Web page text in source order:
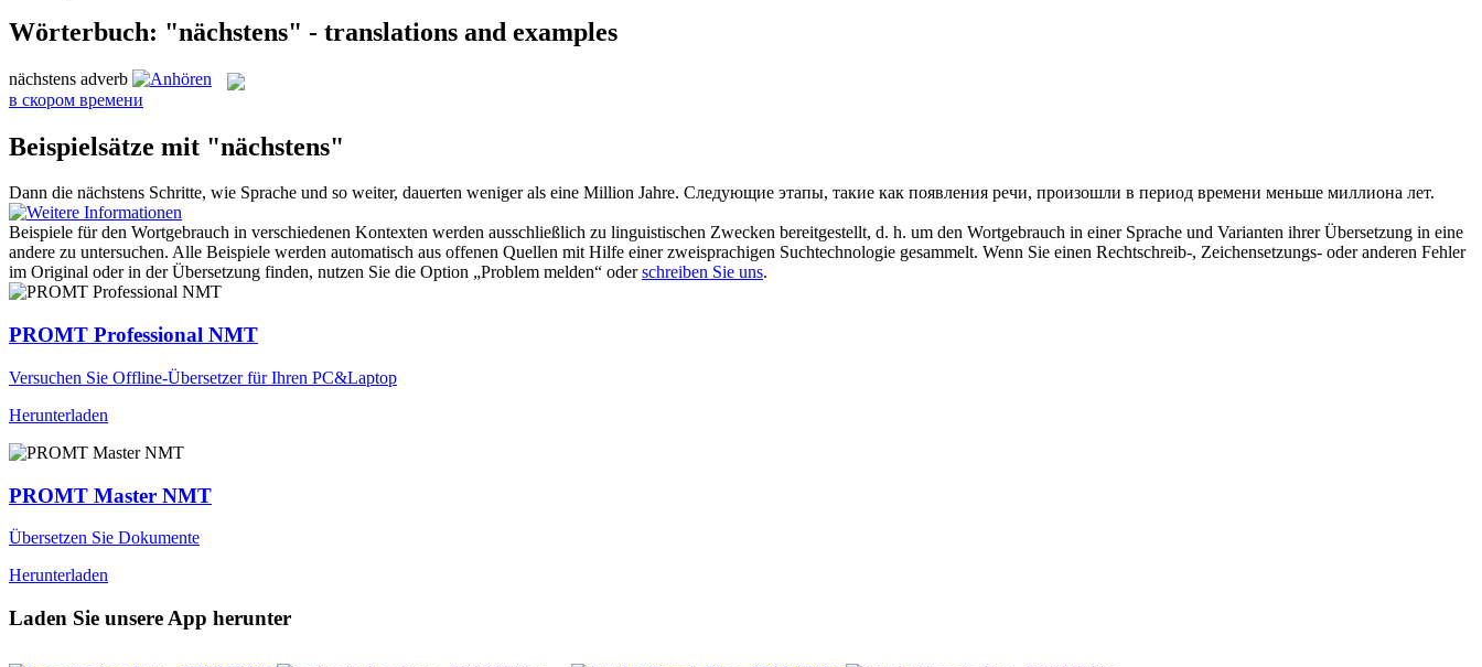
Wörterbuch: "nächstens" - translations and examples
nächstens adverb
в скором времени
Beispielsätze mit "nächstens"
Dann die nächstens Schritte, wie Sprache und so weiter, dauerten weniger als eine Million Jahre. Следующие этапы, такие как появления речи, произошли в период времени меньше миллиона лет.
Beispiele für den Wortgebrauch in verschiedenen Kontexten werden ausschließlich zu linguistischen Zwecken bereitgestellt, d. h. um den Wortgebrauch in einer Sprache und Varianten ihrer Übersetzung in eine
andere zu untersuchen. Alle Beispiele werden automatisch aus offenen Quellen mit Hilfe einer zweisprachigen Suchtechnologie gesammelt. Wenn Sie einen Rechtschreib-, Zeichensetzungs- oder anderen Fehler
im Original oder in der Übersetzung finden, nutzen Sie die Option „Problem melden“ oderschreiben Sie uns.
PROMT Professional NMT
Versuchen Sie Offline-Übersetzer für Ihren PC&Laptop
Herunterladen
PROMT Master NMT
Übersetzen Sie Dokumente
Herunterladen
Laden Sie unsere App herunter